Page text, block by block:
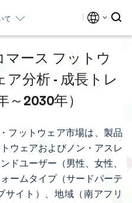
て
マース フットウ
ア分析 - 成長トレ
2030年）
フットウェア市場は、製品
ウェアおよびノン・アスレ
ドユーザー（男性、女性、
ームタイプ（サードパーテ
サイト）、地域（南アフリ